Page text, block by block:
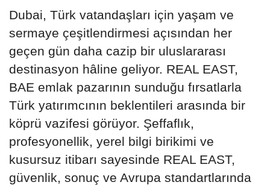
Dubai, Türk vatandaşları için yaşam ve
sermaye çeşitlendirmesi açısından her
geçen gün daha cazip bir uluslararası
destinasyon hâline geliyor. REAL EAST,
BAE emlak pazarının sunduğu fırsatlarla
Türk yatırımcının beklentileri arasında bir
köprü vazifesi görüyor. Şeffaflık,
profesyonellik, yerel bilgi birikimi ve
kusursuz itibarı sayesinde REAL EAST,
güvenlik, sonuç ve Avrupa standartlarında